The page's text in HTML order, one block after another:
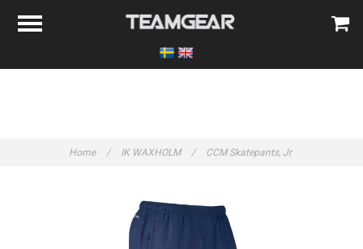
Home / IK WAXHOLM / CCM Skatepants, Jr